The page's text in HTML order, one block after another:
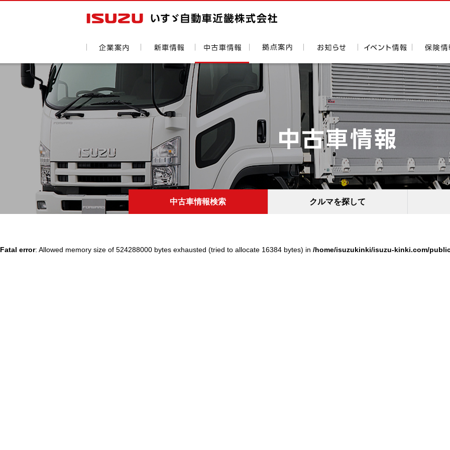
中古車情報検索 クルマを探して
Fatal error: Allowed memory size of 524288000 bytes exhausted (tried to allocate 16384 bytes) in /home/isuzukinki/isuzu-kinki.com/